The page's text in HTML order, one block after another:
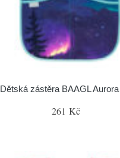
Dětská zástěra BAAGL
261 Kč